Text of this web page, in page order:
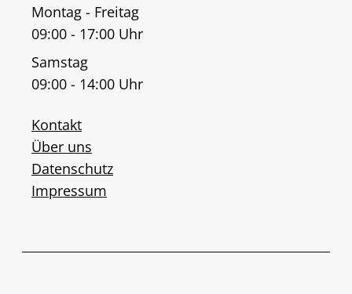
Montag - Freitag
09:00 - 17:00 Uhr
Samstag
09:00 - 14:00 Uhr
Kontakt
Über uns
Datenschutz
Impressum